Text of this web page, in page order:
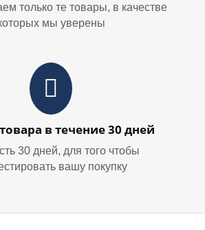
только те товары, в качестве
мы уверены
в течение 30 дней
30 дней, для того чтобы
вашу покупку